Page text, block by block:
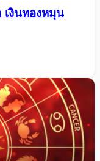
เงินทองหมุน